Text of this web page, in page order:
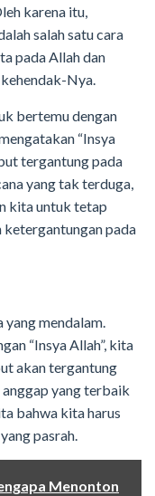
karena itu,
salah satu cara
pada Allah dan
Nya.
bertemu dengan
“Insya
tergantung pada
yang tak terduga,
kita untuk tetap
ketergantungan pada
yang mendalam.
“Insya Allah”, kita
akan tergantung
anggap yang terbaik
bahwa kita harus
pasrah.
Menonton